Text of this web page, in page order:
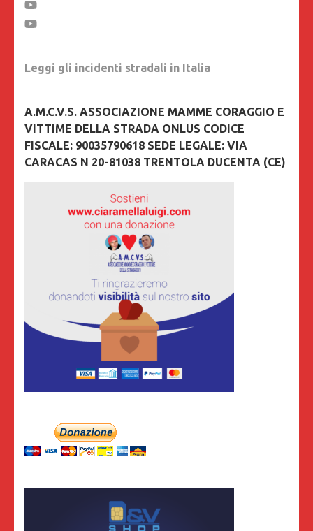
Leggi gli incidenti stradali in Italia
A.M.C.V.S. ASSOCIAZIONE MAMME CORAGGIO E
VITTIME DELLA STRADA ONLUS CODICE
FISCALE: 90035790618 SEDE LEGALE: VIA
CARACAS N 20-81038 TRENTOLA DUCENTA (CE)